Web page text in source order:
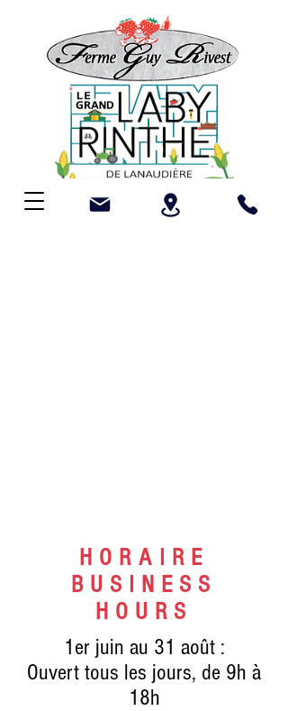
HORAIRE
BUSINESS
HOURS
1er juin au 31 août :
Ouvert tous les jours, de 9h à
18h